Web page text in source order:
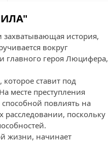
захватывающая история,
вокруг
главного героя Люцифера,
ставит под
месте преступления
повлиять на
поскольку
жизни, начинает